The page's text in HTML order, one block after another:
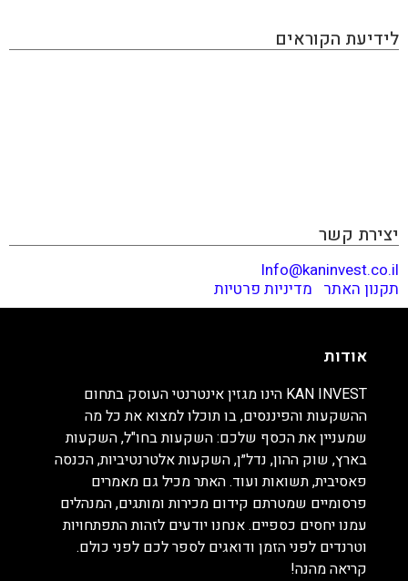
לידיעת הקוראים
יצירת קשר
Info@kaninvest.co.il
תקנון האתר מדיניות פרטיות
אודות
KAN INVEST הינו מגזין אינטרנטי העוסק בתחום
ההשקעות והפיננסים, בו תוכלו למצוא את כל מה
שמעניין את הכסף שלכם: השקעות בחו"ל, השקעות
בארץ, שוק ההון, נדל״ן, השקעות אלטרנטיביות, הכנסה
פאסיבית, תשואות ועוד. האתר מכיל גם מאמרים
פרסומיים שמטרתם קידום מכירות ומותגים, המנהלים
עמנו יחסים כספיים. אנחנו יודעים לזהות התפתחויות
וטרנדים לפני הזמן ודואגים לספר לכם לפני כולם.
קריאה מהנה!